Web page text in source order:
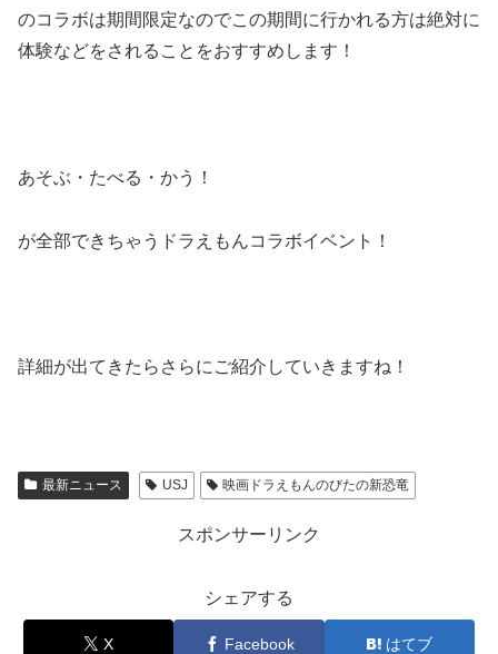
のコラボは期間限定なのでこの期間に行かれる方は絶対に
体験などをされることをおすすめします！
あそぶ・たべる・かう！
が全部できちゃうドラえもんコラボイベント！
詳細が出てきたらさらにご紹介していきますね！
最新ニュース USJ 映画ドラえもんのびたの新恐竜
スポンサーリンク
シェアする
X Facebook はてブ